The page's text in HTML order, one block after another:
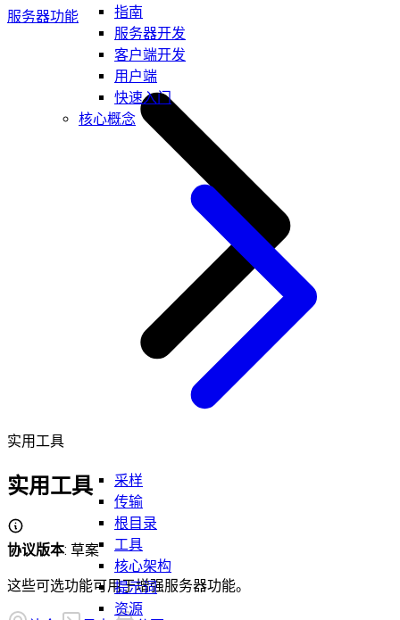
指南
服务器开发
客户端开发
用户端
快速入门
核心概念
采样
传输
根目录
工具
核心架构
提示词
资源
服务器功能
实用工具
实用工具
协议版本: 草案
这些可选功能可用于增强服务器功能。